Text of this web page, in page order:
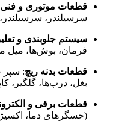
قطعات موتوری و فنی
سرسیلندر،
سیستم جلوبندی و
فرمان، بوش‌ها، میل
قطعات بدنه ریچ: سپر
بغل، درب‌ها، گلگیر،
قطعات برقی و
(حسگرهای دما،